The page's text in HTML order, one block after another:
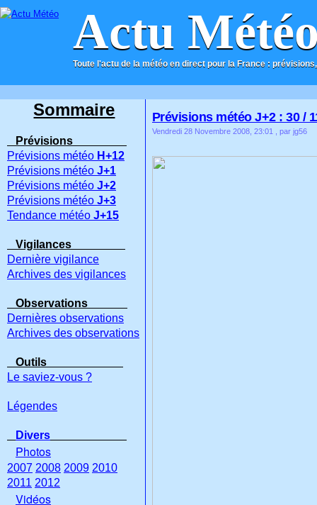
Actu
Toute l'actu de la météo en direct pour la France :
ACCUEIL CONTACT
Prévisions météo J+2 : 30 /
Vendredi 28 Novembre 2008, 23:01 , par jg56
Sommaire
Prévisions
Prévisions météo H+12
Prévisions météo J+1
Prévisions météo J+2
Prévisions météo J+3
Tendance météo J+15
Vigilances
Dernière vigilance
Archives des vigilances
Observations
Dernières observations
Archives des observations
Outils
Le saviez-vous ?
Légendes
Divers
Photos
2007 2008 2009 2010
2011 2012
Vidéos